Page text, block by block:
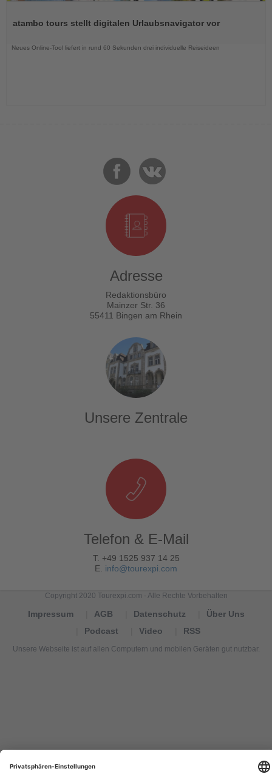
die
atambo tours stellt digitalen Urlaubsnavigator vor
Neues Online-Tool liefert in rund 60 Sekunden drei individuelle Reiseideen
Adresse
Redaktionsbüro
Mainzer Str. 36
55411 Bingen am Rhein
Unsere Zentrale
Telefon & E-Mail
T. +49 1525 937 14 25
E. info@tourexpi.com
Copyright 2020 Tourexpi.com - Alle Rechte Vorbehalten
Impressum AGB Datenschutz
Über Uns
Podcast
Video RSS
Unsere Webseite ist auf allen Computern und mobilen Geräten gut nutzbar.
Tourismus